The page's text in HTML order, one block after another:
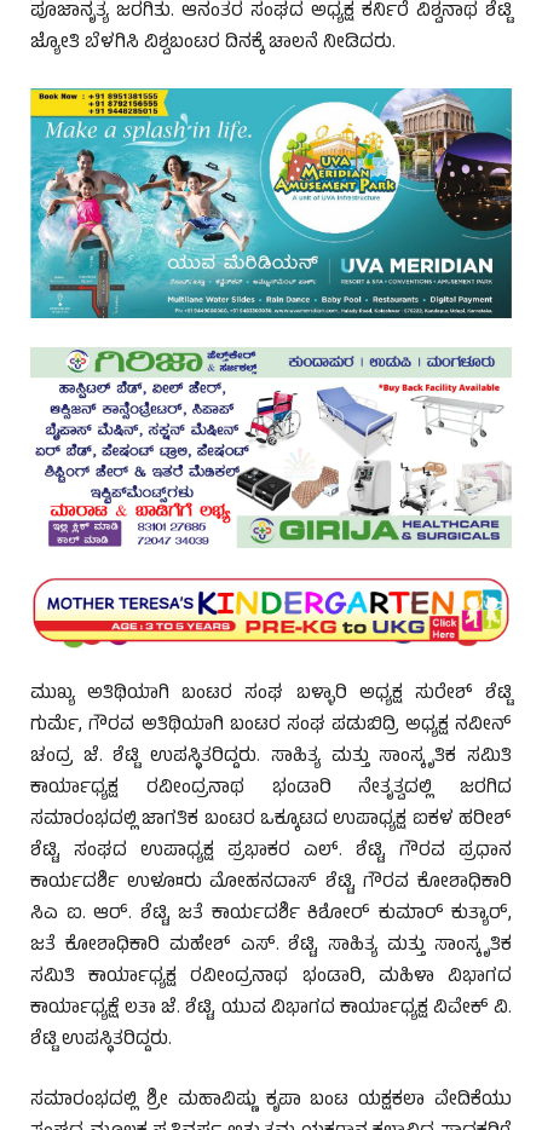
ಪೂಜಾನೃತ್ಯ ಜರಗಿತು. ಆನಂತರ ಸಂಘದ ಅಧ್ಯಕ್ಷ ಕರ್ನಿರೆ ವಿಶ್ವನಾಥ ಶೆಟ್ಟಿ
ಜ್ಯೋತಿ ಬೆಳಗಿಸಿ ವಿಶ್ವಬಂಟರ ದಿನಕ್ಕೆ ಚಾಲನೆ ನೀಡಿದರು.
ಮುಖ್ಯ ಅತಿಥಿಯಾಗಿ ಬಂಟರ ಸಂಘ ಬಳ್ಳಾರಿ ಅಧ್ಯಕ್ಷ ಸುರೇಶ್‌ ಶೆಟ್ಟಿ
ಗುರ್ಮೆ, ಗೌರವ ಅತಿಥಿಯಾಗಿ ಬಂಟರ ಸಂಘ ಪಡುಬಿದ್ರಿ ಅಧ್ಯಕ್ಷ ನವೀನ್‌
ಚಂದ್ರ ಜೆ. ಶೆಟ್ಟಿ ಉಪಸ್ಥಿತರಿದ್ದರು. ಸಾಹಿತ್ಯ ಮತ್ತು ಸಾಂಸ್ಕೃತಿಕ ಸಮಿತಿ
ಕಾರ್ಯಾಧ್ಯಕ್ಷ ರವೀಂದ್ರನಾಥ ಭಂಡಾರಿ ನೇತೃತ್ವದಲ್ಲಿ ಜರಗಿದ
ಸಮಾರಂಭದಲ್ಲಿ ಜಾಗತಿಕ ಬಂಟರ ಒಕ್ಕೂಟದ ಉಪಾಧ್ಯಕ್ಷ ಐಕಳ ಹರೀಶ್‌
ಶೆಟ್ಟಿ, ಸಂಘದ ಉಪಾಧ್ಯಕ್ಷ ಪ್ರಭಾಕರ ಎಲ್‌. ಶೆಟ್ಟಿ, ಗೌರವ ಪ್ರಧಾನ
ಕಾರ್ಯದರ್ಶಿ ಉಳೂ¤ರು ಮೋಹನದಾಸ್‌ ಶೆಟ್ಟಿ, ಗೌರವ ಕೋಶಾಧಿಕಾರಿ
ಸಿಎ ಐ. ಆರ್‌. ಶೆಟ್ಟಿ, ಜತೆ ಕಾರ್ಯದರ್ಶಿ ಕಿಶೋರ್‌ ಕುಮಾರ್‌ ಕುತ್ಯಾರ್‌,
ಜತೆ ಕೋಶಾಧಿಕಾರಿ ಮಹೇಶ್‌ ಎಸ್‌. ಶೆಟ್ಟಿ, ಸಾಹಿತ್ಯ ಮತ್ತು ಸಾಂಸ್ಕೃತಿಕ
ಸಮಿತಿ ಕಾರ್ಯಾಧ್ಯಕ್ಷ ರವೀಂದ್ರನಾಥ ಭಂಡಾರಿ, ಮಹಿಳಾ ವಿಭಾಗದ
ಕಾರ್ಯಾಧ್ಯಕ್ಷೆ ಲತಾ ಜೆ. ಶೆಟ್ಟಿ, ಯುವ ವಿಭಾಗದ ಕಾರ್ಯಾಧ್ಯಕ್ಷ ವಿವೇಕ್‌ ವಿ.
ಶೆಟ್ಟಿ ಉಪಸ್ಥಿತರಿದ್ದರು.
ಸಮಾರಂಭದಲ್ಲಿ ಶ್ರೀ ಮಹಾವಿಷ್ಣು ಕೃಪಾ ಬಂಟ ಯಕ್ಷಕಲಾ ವೇದಿಕೆಯು